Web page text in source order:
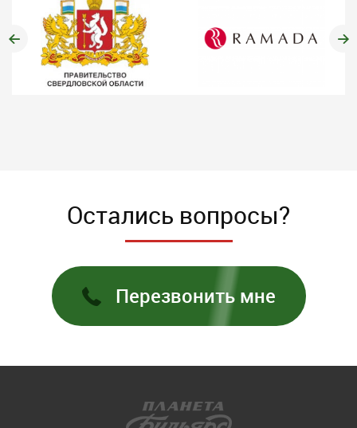
Остались вопросы?
Перезвонить мне